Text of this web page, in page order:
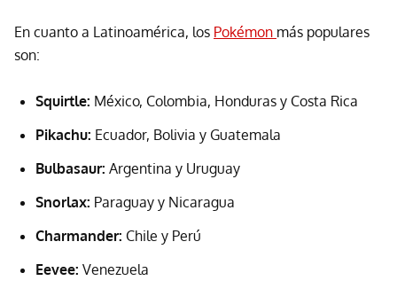
En cuanto a Latinoamérica, los Pokémon más populares
son:
Squirtle: México, Colombia, Honduras y Costa Rica
Pikachu: Ecuador, Bolivia y Guatemala
Bulbasaur: Argentina y Uruguay
Snorlax: Paraguay y Nicaragua
Charmander: Chile y Perú
Eevee: Venezuela